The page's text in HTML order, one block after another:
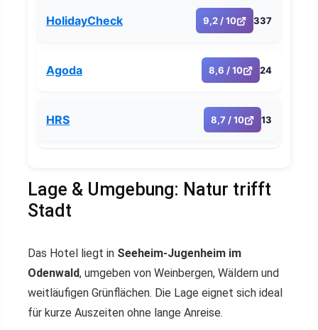
HolidayCheck 9,2 / 10 337
Agoda 8,6 / 10 24
HRS 8,7 / 10 13
Lage & Umgebung: Natur trifft
Stadt
Das Hotel liegt in Seeheim-Jugenheim im
Odenwald, umgeben von Weinbergen, Wäldern und
weitläufigen Grünflächen. Die Lage eignet sich ideal
für kurze Auszeiten ohne lange Anreise.